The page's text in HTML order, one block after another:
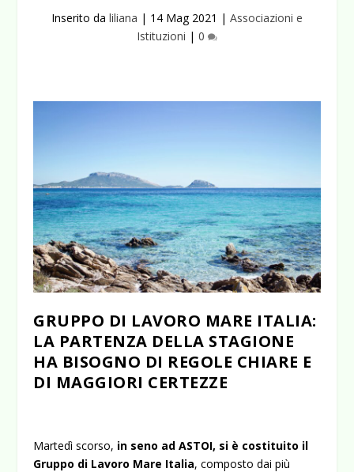
Inserito da liliana | 14 Mag 2021 | Associazioni e
Istituzioni | 0
GRUPPO DI LAVORO MARE ITALIA:
LA PARTENZA DELLA STAGIONE
HA BISOGNO DI REGOLE CHIARE E
DI MAGGIORI CERTEZZE
Martedì scorso, in seno ad ASTOI, si è costituito il
Gruppo di Lavoro Mare Italia, composto dai più